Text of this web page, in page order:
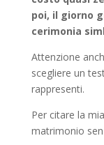
poi, il giorno
cerimonia
Attenzione
scegliere un
rappresenti.
Per citare la
matrimonio